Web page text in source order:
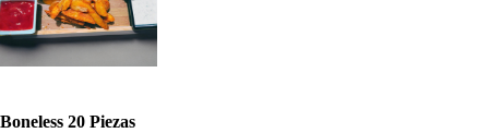
Boneless 20 Piezas